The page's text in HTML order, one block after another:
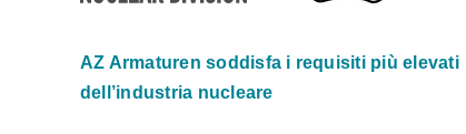
AZ Armaturen soddisfa i requisiti più elevati
dell’industria nucleare